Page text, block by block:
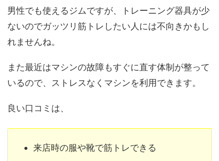
男性でも使えるジムですが、トレーニング器具が少
ないのでガッツリ筋トレしたい人には不向きかもし
れませんね。
また最近はマシンの故障もすぐに直す体制が整って
いるので、ストレスなくマシンを利用できます。
良い口コミは、
来店時の服や靴で筋トレできる